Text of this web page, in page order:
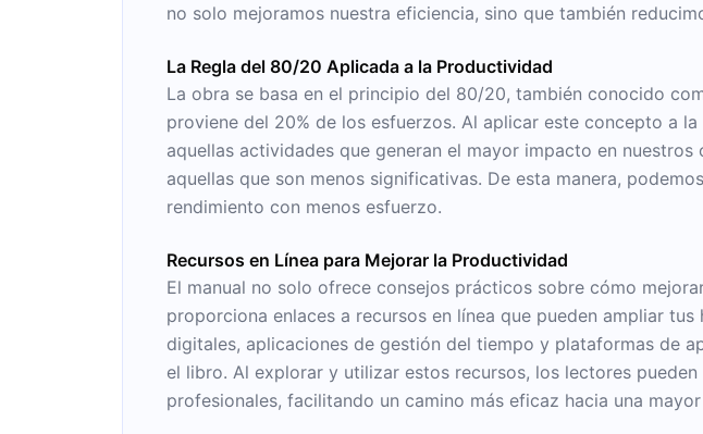
no solo mejoramos nuestra eficiencia, sino que también
La Regla del 80/20 Aplicada a la Productividad
La obra se basa en el principio del 80/20, también conocido
proviene del 20% de los esfuerzos. Al aplicar este concepto a
aquellas actividades que generan el mayor impacto en
aquellas que son menos significativas. De esta manera,
rendimiento con menos esfuerzo.
Recursos en Línea para Mejorar la Productividad
El manual no solo ofrece consejos prácticos sobre cómo
proporciona enlaces a recursos en línea que pueden ampliar
digitales, aplicaciones de gestión del tiempo y plataformas de
el libro. Al explorar y utilizar estos recursos, los lectores
profesionales, facilitando un camino más eficaz hacia una